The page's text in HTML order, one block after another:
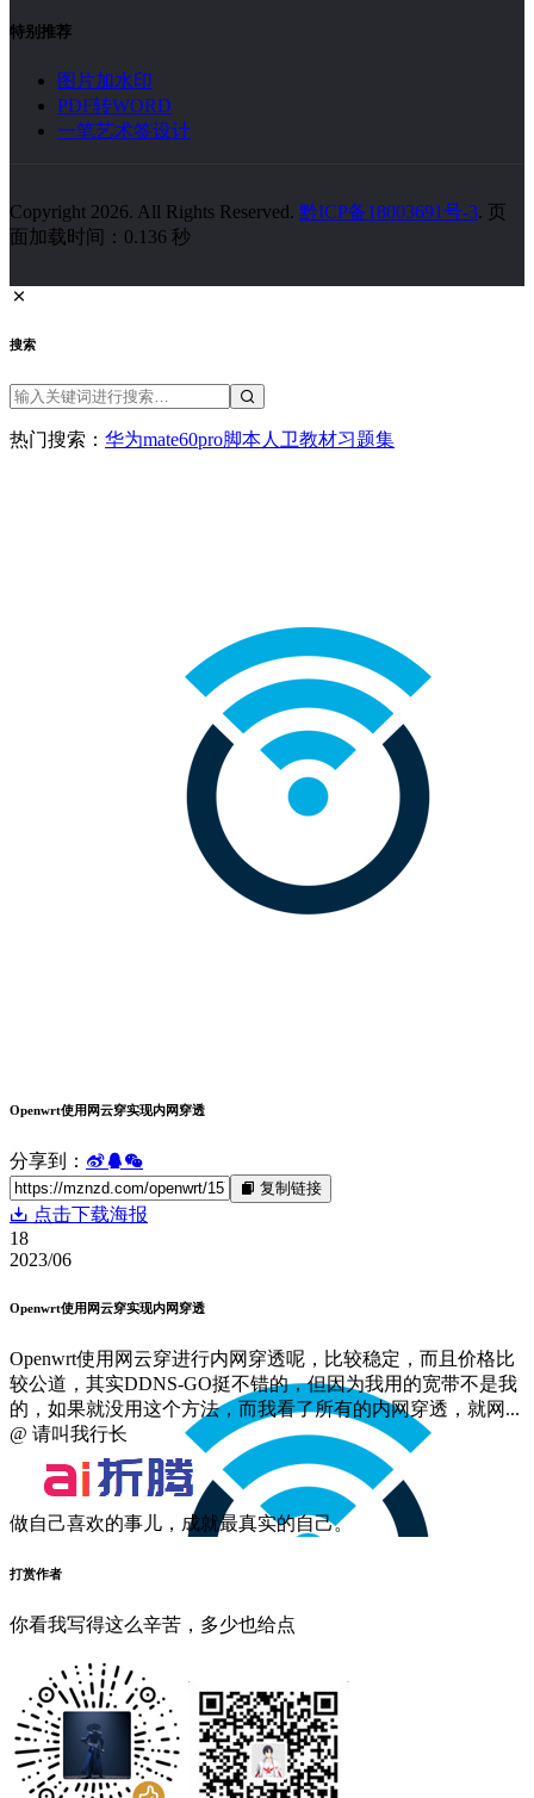
特别推荐
图片加水印
PDF转WORD
一笔艺术签设计
Copyright 2026. All Rights Reserved. 黔ICP备18003691号-3. 页
面加载时间：0.136 秒
搜索
热门搜索： 华为mate60pro脚本人卫教材习题集
Openwrt使用网云穿实现内网穿透
分享到：
复制链接
点击下载海报
18
2023/06
Openwrt使用网云穿实现内网穿透
Openwrt使用网云穿进行内网穿透呢，比较稳定，而且价格比
较公道，其实DDNS-GO挺不错的，但因为我用的宽带不是我
的，如果就没用这个方法，而我看了所有的内网穿透，就网...
@ 请叫我行长
做自己喜欢的事儿，成就最真实的自己。
打赏作者
你看我写得这么辛苦，多少也给点